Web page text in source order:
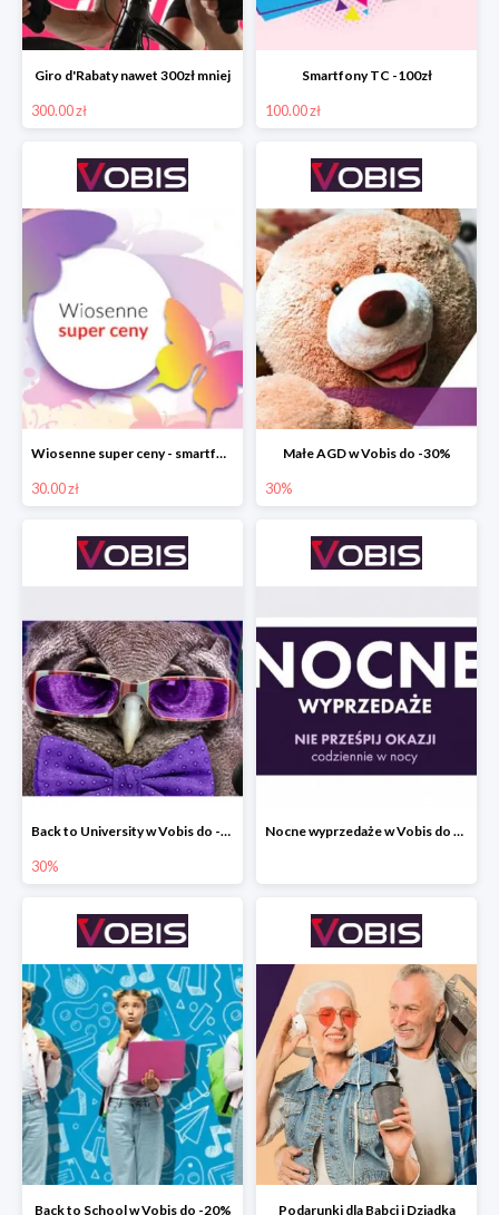
Giro d'Rabaty nawet 300zł mniej
300.00 zł
Smartfony TC -100zł
100.00 zł
Wiosenne super ceny - smartfony TCL w Vobis do -30 zł
30.00 zł
Małe AGD w Vobis do -30%
30%
Back to University w Vobis do -30%
30%
Nocne wyprzedaże w Vobis do -40% - codziennie od 19:00 do 6:00
Back to School w Vobis do -20% Podarunki dla Babci i Dziadka